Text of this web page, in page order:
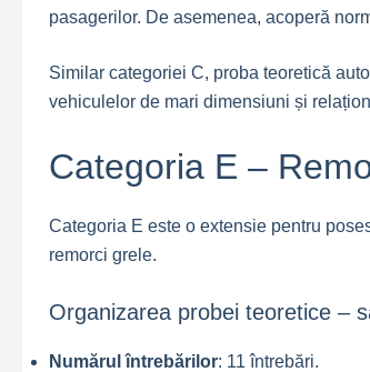
pasagerilor. De asemenea, acoperă
Similar categoriei C, proba teoretică
vehiculelor de mari dimensiuni și
Categoria E –
Categoria E este o extensie pentru
remorci grele.
Organizarea probei teoretice –
Numărul întrebărilor: 11 întrebări.